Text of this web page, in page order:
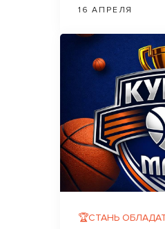
16 АПРЕЛЯ
🏆СТАНЬ